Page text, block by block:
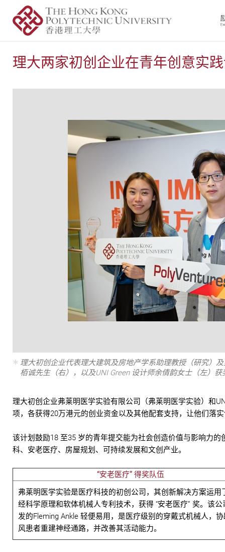
理大两家初创企业在青年创意实
理大初创企业代表理大建筑及房地产学系助理教授（研究）
栢诚先生（右），以及UNI Green 设计师余倩韵女士（左）获
理大初创企业弗莱明医学实验有限公司（弗莱明医学实验）和
项，各获得20万港元的创业资金以及其他配套支持，让他们落
该计划鼓励18 至35 岁的⻘年提交能为社会创造价值与影响力
科、安老医疗、房屋规划、可持续发展和文创产业。
“安老医疗” 得奖队伍
弗莱明医学实验是医疗科技的初创公司，其创新解决方案运用
经科学原理和软体机械人专利技术，获得 “安老医疗” 奖。该公
发的Fleming Ankle 轻便易用，是医疗级别的穿戴式机械人，
风患者重建神经通路，并改善其活动能力。